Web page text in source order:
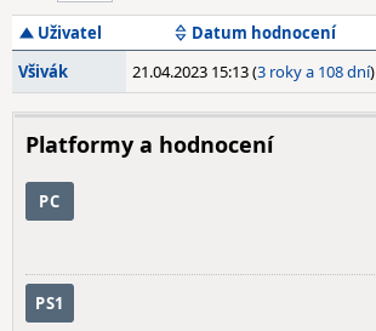
Uživatel Datum hodnocení
Všivák
21.04.2023 15:13 (3 roky a 108 dní)
Platformy a hodnocení
PC
PS1